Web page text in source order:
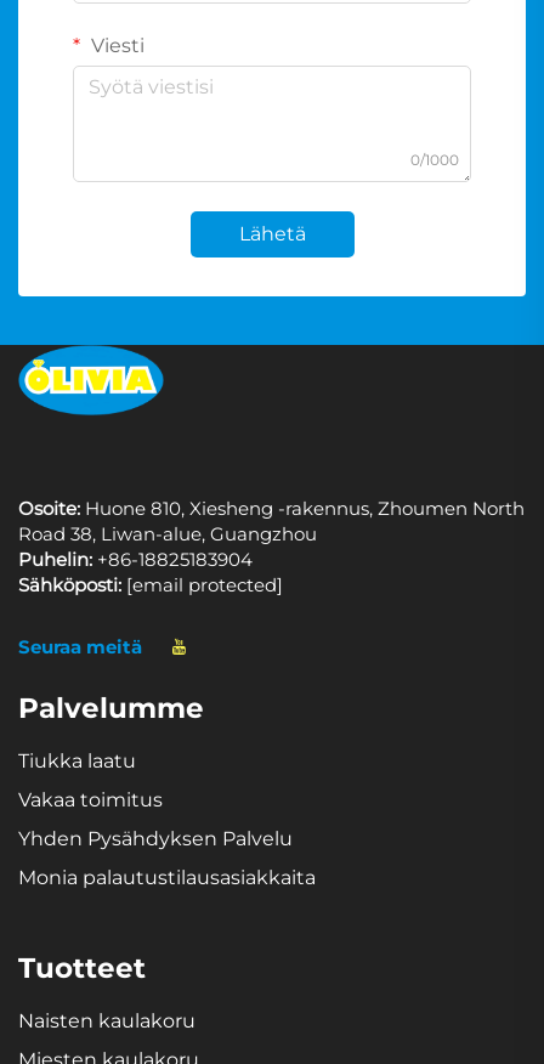
Viesti
0/1000
Lähetä
Osoite: Huone 810, Xiesheng -rakennus, Zhoumen North
Road 38, Liwan-alue, Guangzhou
Puhelin: +86-18825183904
Sähköposti: [email protected]
Seuraa meitä
Palvelumme
Tiukka laatu
Vakaa toimitus
Yhden Pysähdyksen Palvelu
Monia palautustilausasiakkaita
Tuotteet
Naisten kaulakoru